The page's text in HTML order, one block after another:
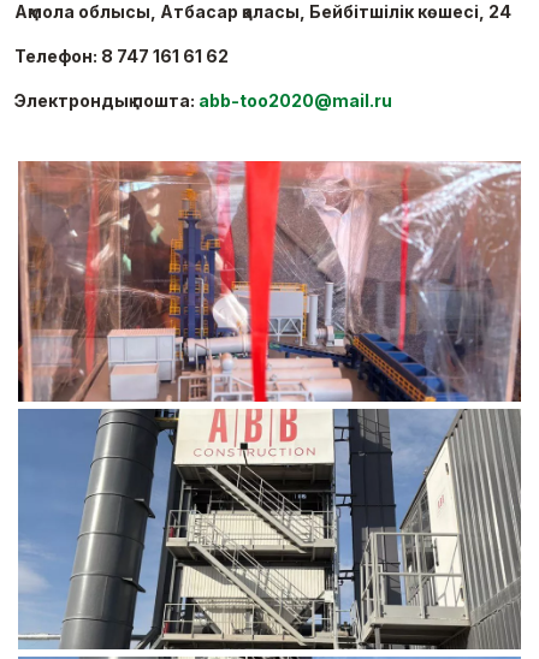
Ақмола облысы, Атбасар қаласы, Бейбітшілік көшесі, 24
Телефон: 8 747 161 61 62
Электрондық пошта: abb-too2020@mail.ru